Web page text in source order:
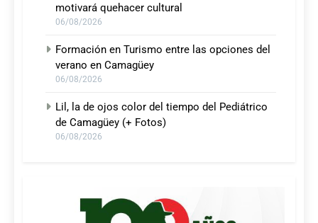
motivará quehacer cultural
06/08/2026
Formación en Turismo entre las opciones del
verano en Camagüey
06/08/2026
Lil, la de ojos color del tiempo del Pediátrico
de Camagüey (+ Fotos)
06/08/2026